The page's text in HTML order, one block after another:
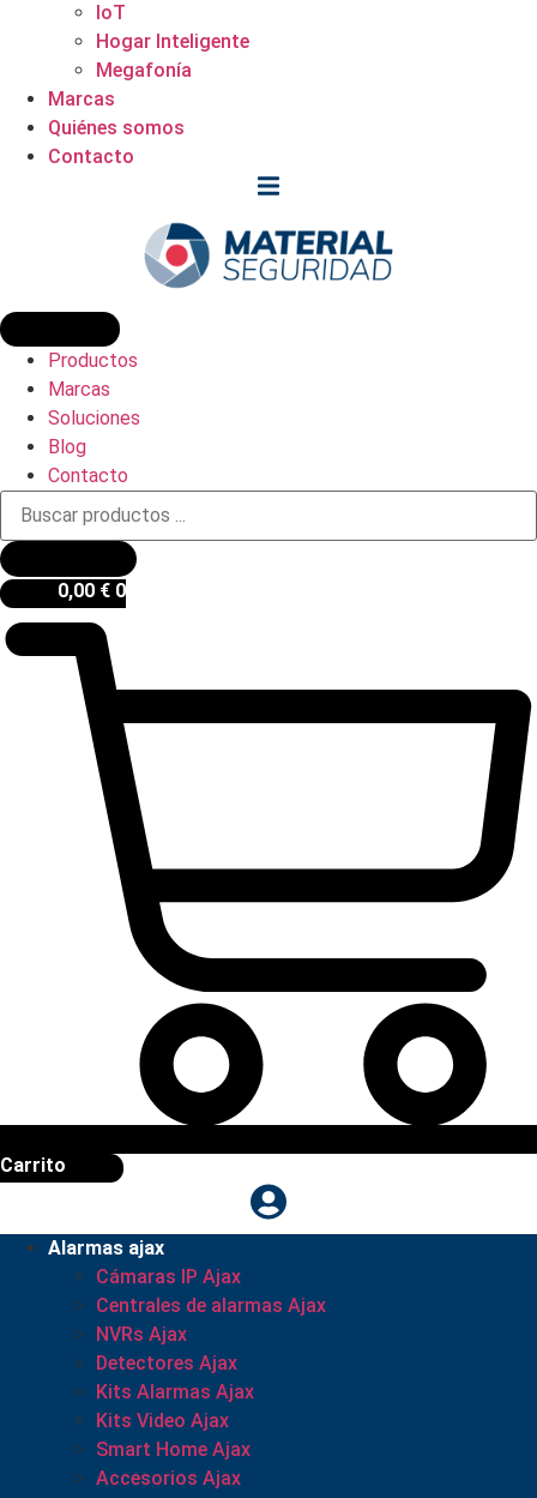
IoT
Hogar Inteligente
Megafonía
Marcas
Quiénes somos
Contacto
Productos
Marcas
Soluciones
Blog
Contacto
Búsqueda
productos
0,00 € 0
Carrito
Alarmas ajax
Cámaras IP Ajax
Centrales de alarmas Ajax
NVRs Ajax
Detectores Ajax
Kits Alarmas Ajax
Kits Video Ajax
Smart Home Ajax
Accesorios Ajax